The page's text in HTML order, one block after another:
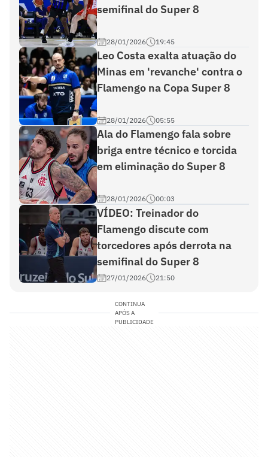
semifinal do Super 8
28/01/2026 19:45
Leo Costa exalta atuação do
Minas em 'revanche' contra o
Flamengo na Copa Super 8
28/01/2026 05:55
Ala do Flamengo fala sobre
briga entre técnico e torcida
em eliminação do Super 8
28/01/2026 00:03
VÍDEO: Treinador do
Flamengo discute com
torcedores após derrota na
semifinal do Super 8
27/01/2026 21:50
CONTINUA
APÓS A
PUBLICIDADE